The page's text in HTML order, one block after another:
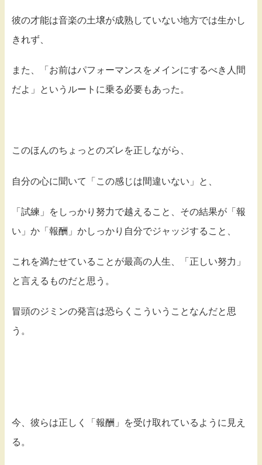
彼の才能は音楽の土壌が成熟していない地方では生かし
きれず、
また、「お前はパフォーマンスをメインにするべき人間
だよ」というルートに乗る必要もあった。
このほんのちょっとのズレを正しながら、
自分の心に聞いて「この感じは間違いない」と、
「試練」をしっかり努力で越えること、その結果が「報
い」か「報酬」かしっかり自分でジャッジすること、
これを満たせていることが最高の人生、「正しい努力」
と言えるものだと思う。
冒頭のジミンの発言は恐らくこういうことなんだと思
う。
今、彼らは正しく「報酬」を受け取れているように見え
る。